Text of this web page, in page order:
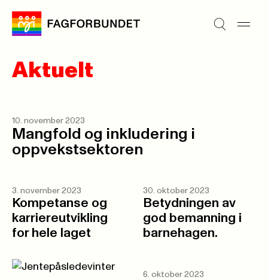
Aktuelt
10. november 2023
Mangfold og inkludering i
oppvekstsektoren
3. november 2023
Kompetanse og
karriereutvikling
for hele laget
30. oktober 2023
Betydningen av
god bemanning i
barnehagen.
6. oktober 2023